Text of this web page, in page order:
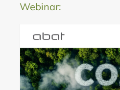
Webinar: